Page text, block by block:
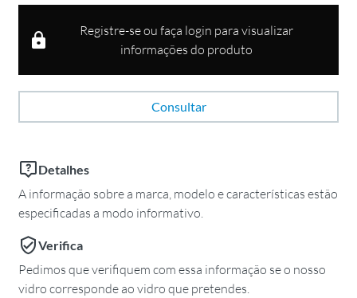
Registre-se ou faça login para visualizar
informações do produto
Consultar
Detalhes
A informação sobre a marca, modelo e características estão
especificadas a modo informativo.
Verifica
Pedimos que verifiquem com essa informação se o nosso
vidro corresponde ao vidro que pretendes.